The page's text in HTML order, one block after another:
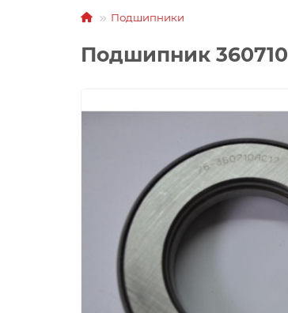
Подшипники
Подшипник 360710